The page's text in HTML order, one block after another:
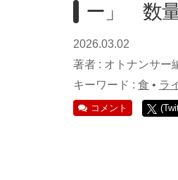
ー」 数
2026.03.02
著者 : オトナンサー
キーワード : 食 • ラ
コメント